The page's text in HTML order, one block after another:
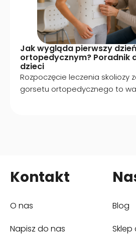
Jak wygląda pierwszy
ortopedycznym? Poradnik
dzieci
Rozpoczęcie leczenia skoliozy
gorsetu ortopedycznego to
Kontakt
O nas
Napisz do nas
Blog